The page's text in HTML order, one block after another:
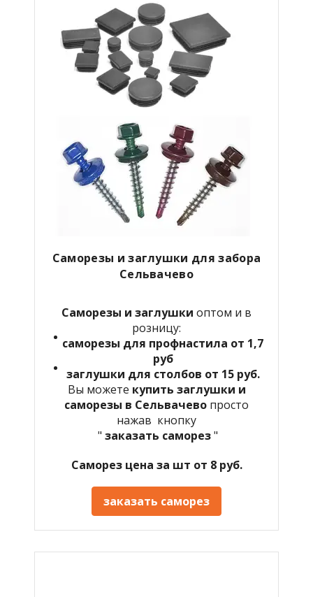
Саморезы и заглушки для забора
Сельвачево
Саморезы и заглушки оптом и в
розницу:
саморезы для профнастила от 1,7
руб
заглушки для столбов от 15 руб.
Вы можете купить заглушки и
саморезы в Сельвачево просто
нажав кнопку
" заказать саморез"
Саморез цена за шт от 8 руб.
заказать саморез